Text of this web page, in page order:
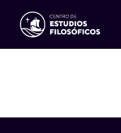
Eventos